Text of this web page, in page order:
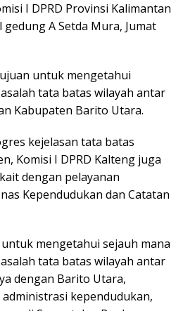
I DPRD Provinsi Kalimantan
A Setda Mura, Jumat
untuk mengetahui
tata batas wilayah antar
Kabupaten Barito Utara.
kejelasan tata batas
Komisi I DPRD Kalteng juga
dengan pelayanan
Kependudukan dan Catatan
mengetahui sejauh mana
tata batas wilayah antar
dengan Barito Utara,
kependudukan,